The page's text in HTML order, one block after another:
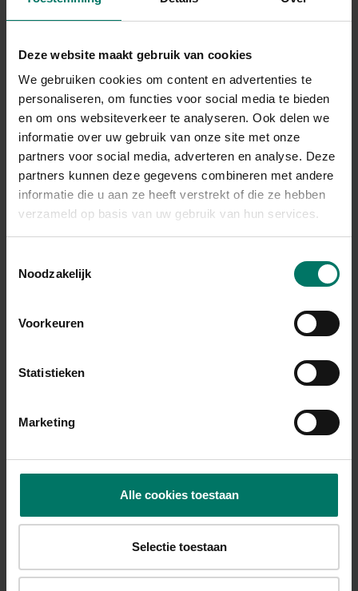
Deze website maakt gebruik van cookies
We gebruiken cookies om content en advertenties te
personaliseren, om functies voor social media te bieden
en om ons websiteverkeer te analyseren. Ook delen we
informatie over uw gebruik van onze site met onze
partners voor social media, adverteren en analyse. Deze
partners kunnen deze gegevens combineren met andere
informatie die u aan ze heeft verstrekt of die ze hebben
verzameld op basis van uw gebruik van hun services.
Noodzakelijk
Voorkeuren
Statistieken
Marketing
Alle cookies toestaan
Selectie toestaan
Een fijne community met vrouwen die snappen hoe je je
voelt
Maand toegang tot de club met workshops over emotie-
eten, mindset & zelfvertrouwen
Lekkere, simpele recepten zonder moeilijke schema’s
Het is geen dieet. Het is een keuze.
Om rust te krijgen in je hoofd.
Weer blij in de spiegel kunt kijken
★Energie hebt om leuke dingen te doen